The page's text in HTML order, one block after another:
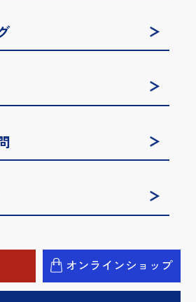
オンラインショップ